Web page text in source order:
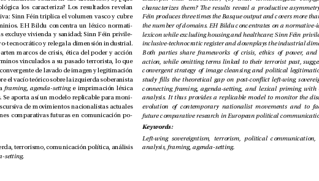
una asimetría productiva: Sinn Féin triplica el volumen vasco y cubre
más del doble de dominios. EH Bildu concentra un léxico normati-
vo-identitario mientras excluye vivienda y sanidad; Sinn Féin privile-
pública, omitiendo términos vinculados a su pasado terrorista, lo que
post-conicto, conecta framing agenda-setting
e imprimación léxica
con análisis de corpus. Se aporta así un modelo replicable para moni-
torizar la evolución discursiva de movimientos nacionalistas actuales
y facilitar investigaciones comparativas futuras en comunicación po-
Soberanismo de izquierda, terrorismo, comunicación política, análisis
agenda-setting.
Keywords:
analysis, framing, agenda-setting.